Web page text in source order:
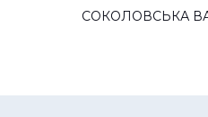
СОКОЛОВСЬКА